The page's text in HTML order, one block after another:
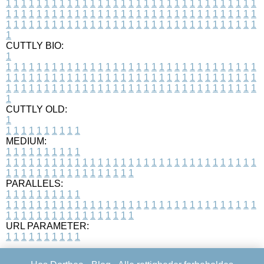
1 1 1 1 1 1 1 1 1 1 1 1 1 1 1 1 1 1 1 1 1 1 1 1 1 1 1 1 1 1 1 1 1
1 1 1 1 1 1 1 1 1 1 1 1 1 1 1 1 1 1 1 1 1 1 1 1 1 1 1 1 1 1 1 1 1
1 1 1 1 1 1 1 1 1 1 1 1 1 1 1 1 1 1 1 1 1 1 1 1 1 1 1 1 1 1 1 1 1
1
CUTTLY BIO:
1
1 1 1 1 1 1 1 1 1 1 1 1 1 1 1 1 1 1 1 1 1 1 1 1 1 1 1 1 1 1 1 1 1
1 1 1 1 1 1 1 1 1 1 1 1 1 1 1 1 1 1 1 1 1 1 1 1 1 1 1 1 1 1 1 1 1
1 1 1 1 1 1 1 1 1 1 1 1 1 1 1 1 1 1 1 1 1 1 1 1 1 1 1 1 1 1 1 1 1
1
CUTTLY OLD:
1
1 1 1 1 1 1 1 1 1 1
MEDIUM:
1 1 1 1 1 1 1 1 1 1
1 1 1 1 1 1 1 1 1 1 1 1 1 1 1 1 1 1 1 1 1 1 1 1 1 1 1 1 1 1 1 1 1
1 1 1 1 1 1 1 1 1 1 1 1 1 1 1 1 1
PARALLELS:
1 1 1 1 1 1 1 1 1 1
1 1 1 1 1 1 1 1 1 1 1 1 1 1 1 1 1 1 1 1 1 1 1 1 1 1 1 1 1 1 1 1 1
1 1 1 1 1 1 1 1 1 1 1 1 1 1 1 1 1
URL PARAMETER:
1 1 1 1 1 1 1 1 1 1